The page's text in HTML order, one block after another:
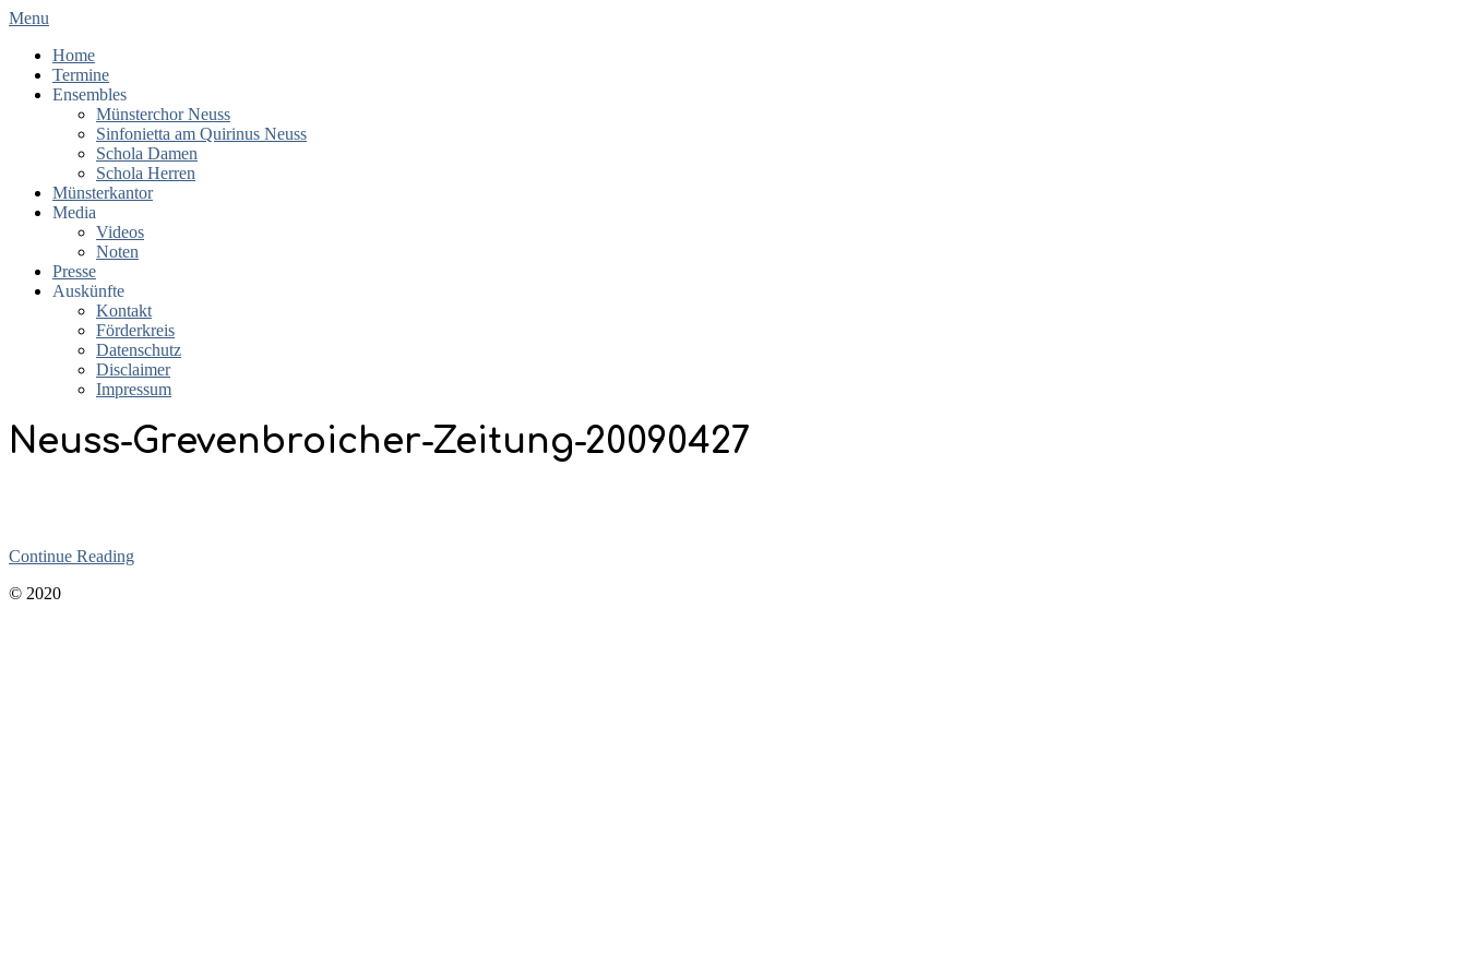
Skip
content
Primary
Menu
Menu
Home
Termine
Ensembles
Münsterchor Neuss
Sinfonietta am Quirinus Neuss
Schola Damen
Schola Herren
Münsterkantor
Media
Videos
Noten
Presse
Auskünfte
Kontakt
Förderkreis
Datenschutz
Disclaimer
Impressum
Neuss-Grevenbroicher-Zeitung-20090427
Continue Reading
2020-
© 2020